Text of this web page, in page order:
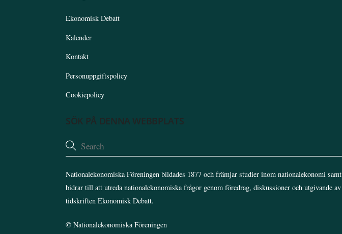
Ekonomisk Debatt
Kalender
Kontakt
Personuppgiftspolicy
Cookiepolicy
SÖK PÅ DENNA WEBBPLATS
Nationalekonomiska Föreningen bildades 1877 och främjar studier inom nationalekonomi samt
bidrar till att utreda nationalekonomiska frågor genom föredrag, diskussioner och utgivande av
tidskriften Ekonomisk Debatt.
©Nationalekonomiska Föreningen